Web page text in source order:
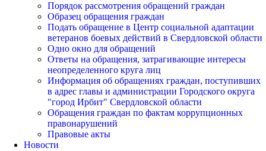
Порядок рассмотрения обращений граждан
Образец обращения граждан
Подать обращение в Центр социальной адаптации
ветеранов боевых действий в Свердловской области
Одно окно для обращений
Ответы на обращения, затрагивающие интересы
неопределенного круга лиц
Информация об обращениях граждан, поступивших
в адрес главы и администрации Городского округа
"город Ирбит" Свердловской области
Обращения граждан по фактам коррупционных
правонарушений
Правовые акты
Новости